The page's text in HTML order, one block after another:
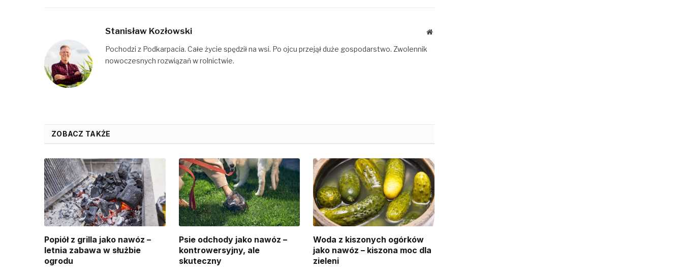
Stanisław Kozłowski Website
Pochodzi z Podkarpacia. Całe życie spędził na wsi. Po ojcu przejął duże gospodarstwo. Zwolennik
nowoczesnych rozwiązań w rolnictwie.
ZOBACZ TAKŻE
Popiół z grilla jako nawóz –
letnia zabawa w służbie
ogrodu
Psie odchody jako nawóz –
kontrowersyjny, ale
skuteczny
Woda z kiszonych ogórków
jako nawóz – kiszona moc dla
zieleni